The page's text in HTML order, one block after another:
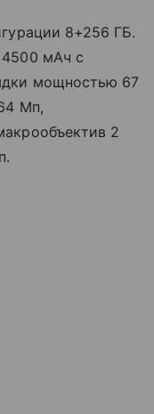
8+256 ГБ.
4500 мАч с
мощностью 67
Мп,
2